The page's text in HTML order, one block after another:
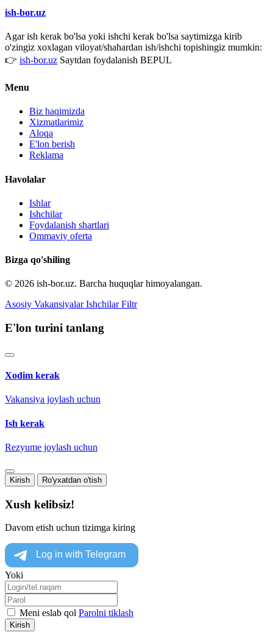
ish-bor.uz
Agar ish kerak bo'lsa yoki ishchi kerak bo'lsa saytimizga kirib
o'zingiz xoxlagan viloyat/shahardan ish/ishchi topishingiz mumkin:
👉 ish-bor.uz Saytdan foydalanish BEPUL
Menu
Biz haqimizda
Xizmatlarimiz
Aloqa
E'lon berish
Reklama
Havolalar
Ishlar
Ishchilar
Foydalanish shartlari
Ommaviy oferta
Bizga qo'shiling
© 2026 ish-bor.uz. Barcha huquqlar himoyalangan.
Asosiy Vakansiyalar Ishchilar Filtr
E'lon turini tanlang
Xodim kerak
Vakansiya joylash uchun
Ish kerak
Rezyume joylash uchun
Kirish Ro'yxatdan o'tish
Xush kelibsiz!
Davom etish uchun tizimga kiring
Yoki
Meni eslab qol Parolni tiklash
Kirish